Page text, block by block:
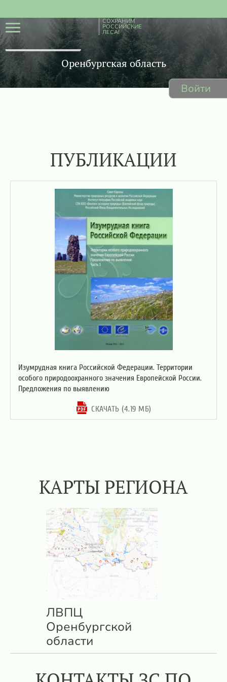
Оренбургская область
ПУБЛИКАЦИИ
Изумрудная книга Российской Федерации. Территории
особого природоохранного значения Европейской России.
Предложения по выявлению
СКАЧАТЬ (4.19 МБ)
КАРТЫ РЕГИОНА
ЛВПЦ
Оренбургской
области
Войти
СОХРАНИМ
РОССИЙСКИЕ
ЛЕСА!